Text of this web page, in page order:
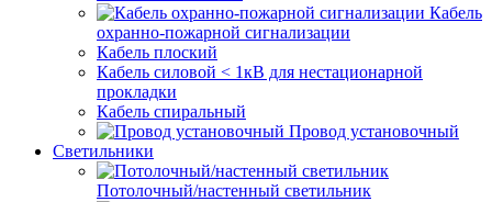
Кабель
охранно-пожарной сигнализации
Кабель плоский
Кабель силовой < 1кВ для нестационарной
прокладки
Кабель спиральный
Провод установочный
Светильники
Потолочный/настенный светильник